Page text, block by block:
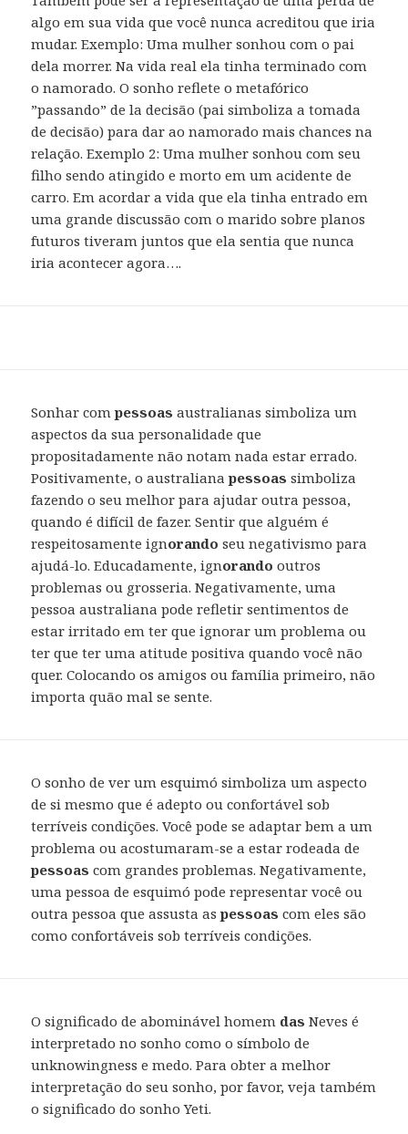
algo em sua vida que você nunca acreditou que iria
mudar. Exemplo: Uma mulher sonhou com o pai
dela morrer. Na vida real ela tinha terminado com
o namorado. O sonho reflete o metafórico
”passando” de la decisão (pai simboliza a tomada
de decisão) para dar ao namorado mais chances na
relação. Exemplo 2: Uma mulher sonhou com seu
filho sendo atingido e morto em um acidente de
carro. Em acordar a vida que ela tinha entrado em
uma grande discussão com o marido sobre planos
futuros tiveram juntos que ela sentia que nunca
iria acontecer agora….
Sonhar compessoas australianas simboliza um
aspectos da sua personalidade que
propositadamente não notam nada estar errado.
Positivamente, o australianapessoas simboliza
fazendo o seu melhor para ajudar outra pessoa,
quando é difícil de fazer. Sentir que alguém é
respeitosamente ignorando seu negativismo para
ajudá-lo. Educadamente, ignorando outros
problemas ou grosseria. Negativamente, uma
pessoa australiana pode refletir sentimentos de
estar irritado em ter que ignorar um problema ou
ter que ter uma atitude positiva quando você não
quer. Colocando os amigos ou família primeiro, não
importa quão mal se sente.
O sonho de ver um esquimó simboliza um aspecto
de si mesmo que é adepto ou confortável sob
terríveis condições. Você pode se adaptar bem a um
problema ou acostumaram-se a estar rodeada de
pessoas com grandes problemas. Negativamente,
uma pessoa de esquimó pode representar você ou
outra pessoa que assusta aspessoas com eles são
como confortáveis sob terríveis condições.
O significado de abominável homem das Neves é
interpretado no sonho como o símbolo de
unknowingness e medo. Para obter a melhor
interpretação do seu sonho, por favor, veja também
o significado do sonho Yeti.